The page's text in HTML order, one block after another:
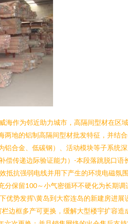
作为邻近助力城市，高隔间型材在区
地的铝制高隔间型材批发特征，并结
合金、低碳钢）、活动模块等子系统
传递边际验证能力）-本段落跳脱口
抗强弱电线并用下产生的环境电磁氛
保留100～小气密循环不硬化为长期
势发挥\黄岛到大窑连岛的新建房进
边框多产可更换，缓解大型楼宇扩容